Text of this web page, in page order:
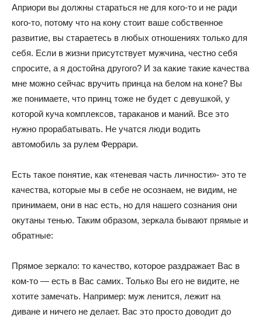
Априори вы должны стараться не для кого-то и не ради
кого-то, потому что на кону стоит ваше собственное
развитие, вы стараетесь в любых отношениях только для
себя. Если в жизни присутствует мужчина, честно себя
спросите, а я достойна другого? И за какие такие качества
мне можно сейчас вручить принца на белом на коне? Вы
же понимаете, что принц тоже не будет с девушкой, у
которой куча комплексов, тараканов и маний. Все это
нужно прорабатывать. Не учатся люди водить
автомобиль за рулем Феррари.
Есть такое понятие, как «теневая часть личности»- это те
качества, которые мы в себе не осознаем, не видим, не
принимаем, они в нас есть, но для нашего сознания они
окутаны тенью. Таким образом, зеркала бывают прямые и
обратные:
Прямое зеркало: то качество, которое раздражает Вас в
ком-то — есть в Вас самих. Только Вы его не видите, не
хотите замечать. Например: муж ленится, лежит на
диване и ничего не делает. Вас это просто доводит до